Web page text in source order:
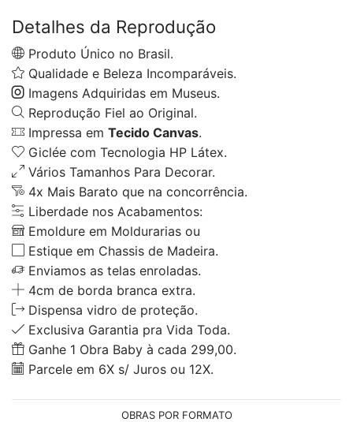
Detalhes da Reprodução
Produto Único no Brasil.
Qualidade e Beleza Incomparáveis.
Imagens Adquiridas em Museus.
Reprodução Fiel ao Original.
Impressa em Tecido Canvas.
Giclée com Tecnologia HP Látex.
Vários Tamanhos Para Decorar.
4x Mais Barato que na concorrência.
Liberdade nos Acabamentos:
Emoldure em Moldurarias ou
Estique em Chassis de Madeira.
Enviamos as telas enroladas.
4cm de borda branca extra.
Dispensa vidro de proteção.
Exclusiva Garantia pra Vida Toda.
Ganhe 1 Obra Baby à cada 299,00.
Parcele em 6X s/ Juros ou 12X.
OBRAS POR FORMATO